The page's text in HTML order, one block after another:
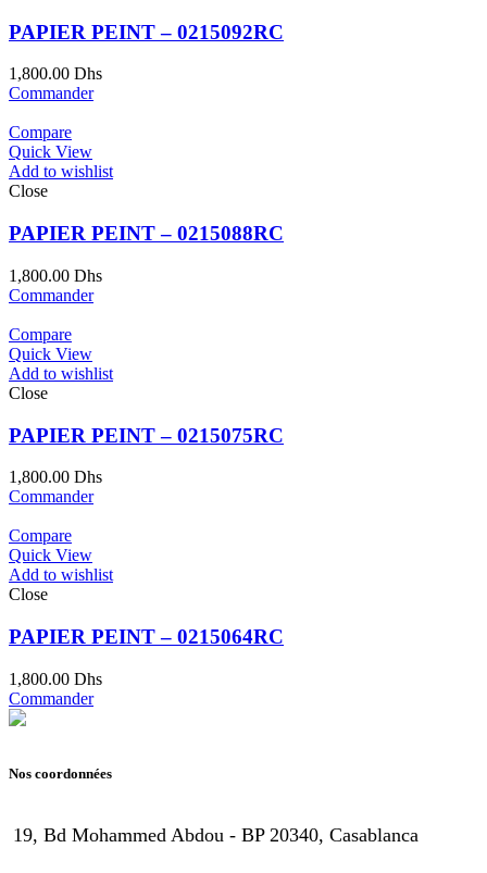
PAPIER PEINT – 0215092RC
1,800.00 Dhs
Commander
Compare
Quick View
Add to wishlist
Close
PAPIER PEINT – 0215088RC
1,800.00 Dhs
Commander
Compare
Quick View
Add to wishlist
Close
PAPIER PEINT – 0215075RC
1,800.00 Dhs
Commander
Compare
Quick View
Add to wishlist
Close
PAPIER PEINT – 0215064RC
1,800.00 Dhs
Commander
Nos coordonnées
19, Bd Mohammed Abdou - BP 20340, Casablanca